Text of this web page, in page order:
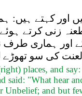
کہتے ہیں: ہم
زنی کرتے
ہماری طرف نظرِ
کی سو تھوڑے
places, and
said: "What hear
Unbelief; and but